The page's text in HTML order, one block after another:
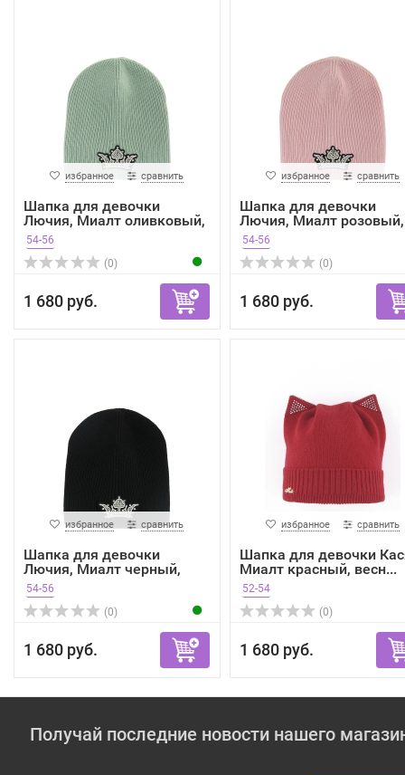
избранное сравнить
Шапка для девочки
Лючия, Миалт оливковый,
зима
54-56
(0)
1 680 руб.
избранное сравнить
Шапка для девочки
Лючия, Миалт розовый,
зима
54-56
(0)
1 680 руб.
избранное сравнить
Шапка для девочки
Лючия, Миалт черный,
зима
54-56
(0)
1 680 руб.
избранное сравнить
Шапка для девочки
Миалт красный, весн...
52-54
(0)
1 680 руб.
Получай последние новости нашего